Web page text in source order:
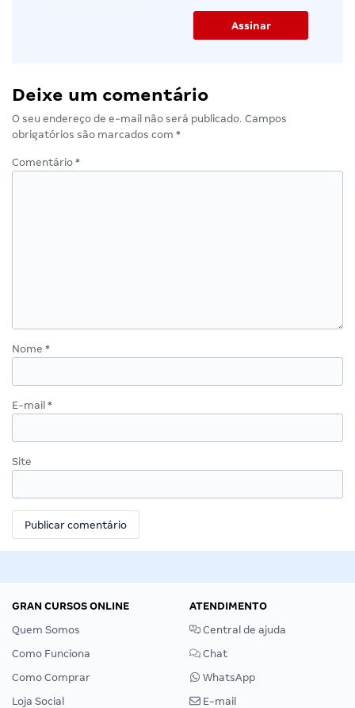
Deixe um comentário
O seu endereço de e-mail não será publicado. Campos
obrigatórios são marcados com *
Comentário *
Nome *
E-mail *
Site
GRAN CURSOS ONLINE
Quem Somos
Como Funciona
Como Comprar
Loja Social
ATENDIMENTO
Central de ajuda
Chat
WhatsApp
E-mail